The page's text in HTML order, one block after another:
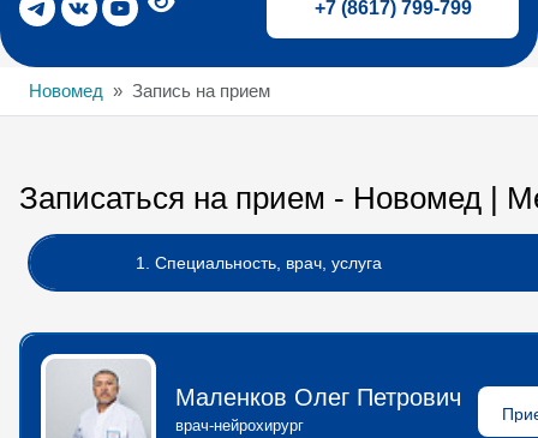
+7 (8617) 799-799
Новомед Запись на прием
Записаться на прием - Новомед |
1. Специальность, врач, услуга
Маленков Олег Петрович
врач-нейрохирург